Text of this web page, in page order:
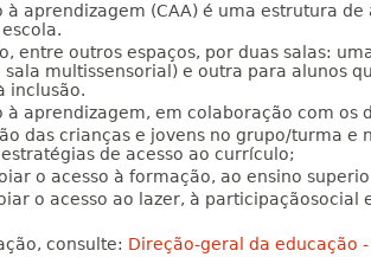
à aprendizagem (CAA) é uma estrutura
entre outros espaços, por duas salas:
multissensorial) e outra para alunos
inclusão.
à aprendizagem, em colaboração com
das crianças e jovens no grupo/turma
de acesso ao currículo;
o acesso à formação, ao ensino
o acesso ao lazer, à participaçãosocial
consulte: Direção-geral da educação